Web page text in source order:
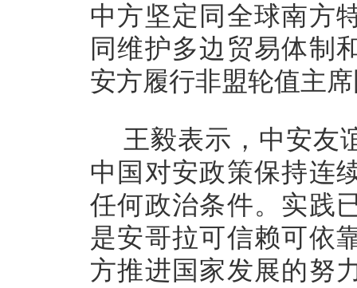
中方坚定同全球南方
同维护多边贸易体制
安方履行非盟轮值主
王毅表示，中安友
中国对安政策保持连
任何政治条件。实践
是安哥拉可信赖可依
方推进国家发展的努